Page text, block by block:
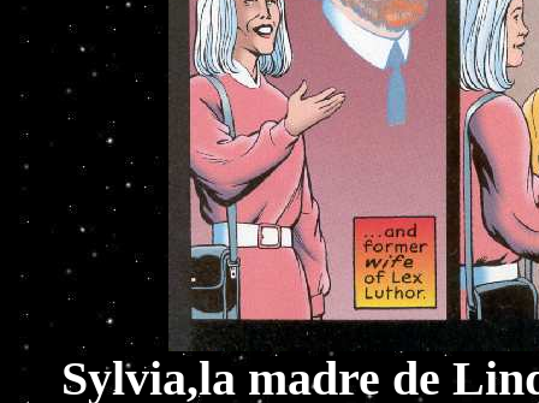
Sylvia,la madre de